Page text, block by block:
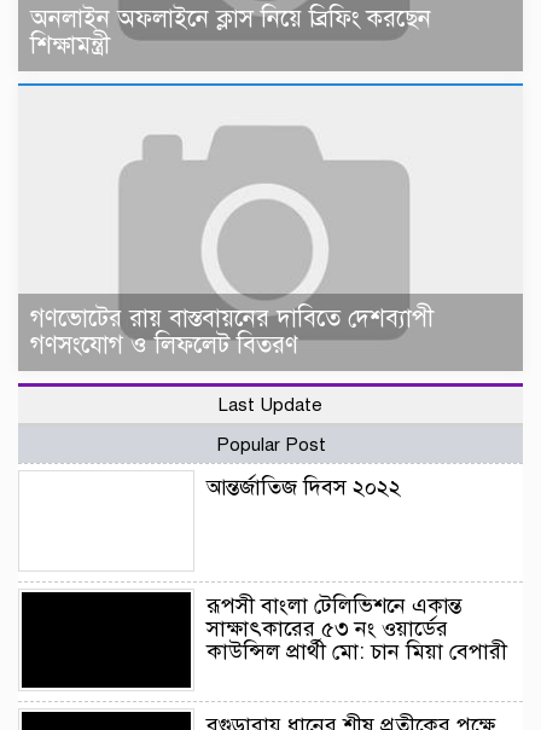
অনলাইন অফলাইনে ক্লাস নিয়ে ব্রিফিং করছেন
শিক্ষামন্ত্রী
গণভোটের রায় বাস্তবায়নের দাবিতে দেশব্যাপী
গণসংযোগ ও লিফলেট বিতরণ
Last Update
Popular Post
আন্তর্জাতিজ দিবস ২০২২
রূপসী বাংলা টেলিভিশনে একান্ত
সাক্ষাৎকারের ৫৩ নং ওয়ার্ডের
কাউন্সিল প্রার্থী মো: চান মিয়া বেপারী